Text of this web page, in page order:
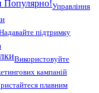
Популярно!Управління
підтримку
Використовуйте
кампаній
плавним